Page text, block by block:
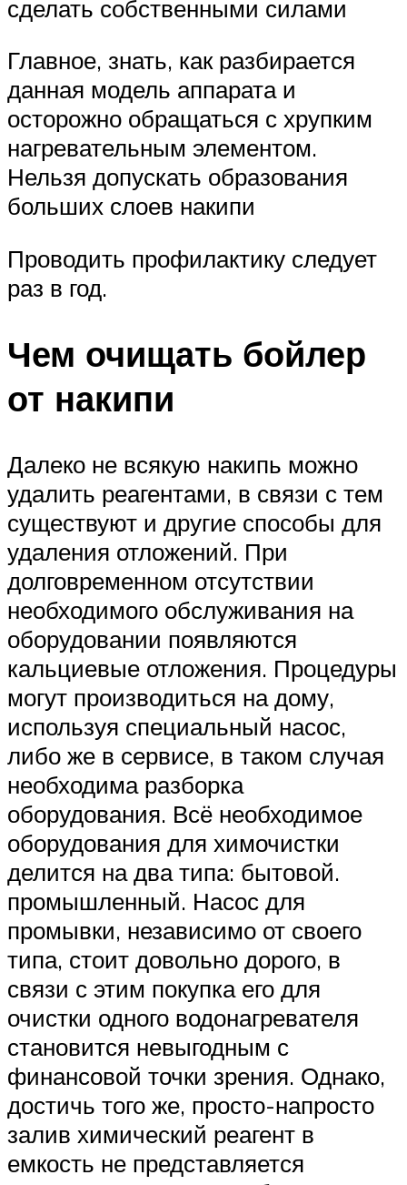
сделать собственными силами
Главное, знать, как разбирается
данная модель аппарата и
осторожно обращаться с хрупким
нагревательным элементом.
Нельзя допускать образования
больших слоев накипи
Проводить профилактику следует
раз в год.
Чем очищать бойлер
от накипи
Далеко не всякую накипь можно
удалить реагентами, в связи с тем
существуют и другие способы для
удаления отложений. При
долговременном отсутствии
необходимого обслуживания на
оборудовании появляются
кальциевые отложения. Процедуры
могут производиться на дому,
используя специальный насос,
либо же в сервисе, в таком случая
необходима разборка
оборудования. Всё необходимое
оборудования для химочистки
делится на два типа: бытовой.
промышленный. Насос для
промывки, независимо от своего
типа, стоит довольно дорого, в
связи с этим покупка его для
очистки одного водонагревателя
становится невыгодным с
финансовой точки зрения. Однако,
достичь того же, просто-напросто
залив химический реагент в
емкость не представляется